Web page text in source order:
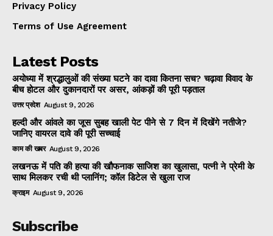
Privacy Policy
Terms of Use Agreement
Latest Posts
अयोध्या में श्रद्धालुओं की संख्या घटने का दावा कितना सच? चढ़ावा विवाद के
बीच होटल और दुकानदारों पर असर, आंकड़ों की पूरी पड़ताल
उत्तर प्रदेश August 9, 2026
हल्दी और आंवले का जूस सुबह खाली पेट पीने से 7 दिन में दिखेंगे नतीजे?
जानिए वायरल दावे की पूरी सच्चाई
काम की खबर August 9, 2026
लखनऊ में पति की हत्या की खौफनाक साजिश का खुलासा, पत्नी ने प्रेमी के
साथ मिलकर रची थी प्लानिंग; कॉल डिटेल से खुला राज
क्राइम August 9, 2026
Subscribe